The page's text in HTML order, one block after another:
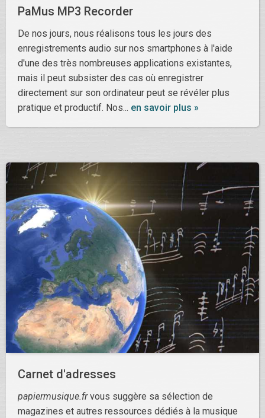
PaMus MP3 Recorder
De nos jours, nous réalisons tous les jours des
enregistrements audio sur nos smartphones à l'aide
d'une des très nombreuses applications existantes,
mais il peut subsister des cas où enregistrer
directement sur son ordinateur peut se révéler plus
pratique et productif. Nos... en savoir plus »
Carnet d'adresses
papiermusique.frvous suggère sa sélection de
magazines et autres ressources dédiés à la musique